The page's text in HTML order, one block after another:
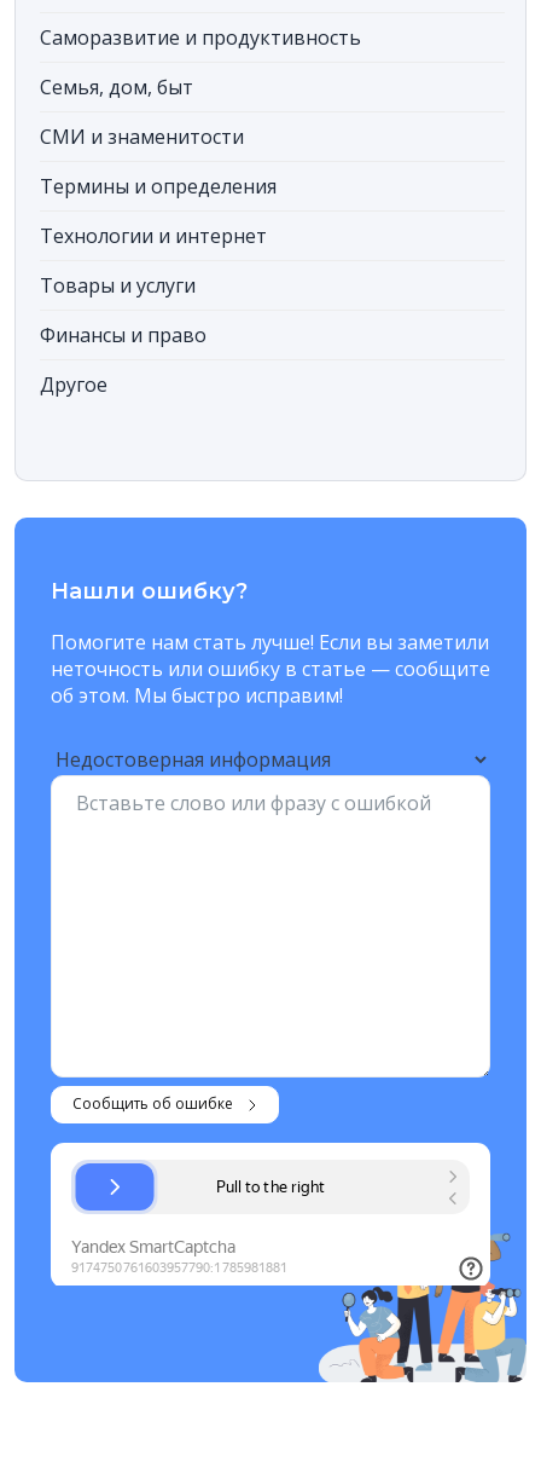
Саморазвитие и продуктивность
Семья, дом, быт
СМИ и знаменитости
Термины и определения
Технологии и интернет
Товары и услуги
Финансы и право
Другое
Нашли ошибку?
Помогите нам стать лучше! Если вы заметили
неточность или ошибку в статье — сообщите
об этом. Мы быстро исправим!
Сообщить об ошибке